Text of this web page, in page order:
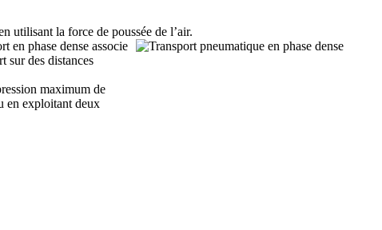
utilisant la force de poussée de l’air.
en phase dense associe
sur des distances
maximum de
en exploitant deux